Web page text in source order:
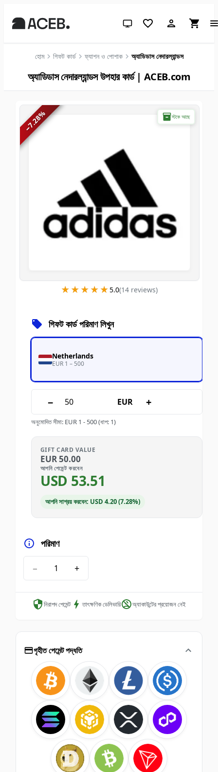
সিস্টেম থিম (লাইটের জন্য ক্লিক করুন)
হোম গিফট কার্ড ফ্যাশন ও পোশাক অ্যাডিডাস নেদারল্যান্ডস
অ্যাডিডাস নেদারল্যান্ডস উপহার কার্ড | ACEB.com
স্টকে আছে
−
7.28
%
★★★★★
★★★★★5.0(14reviews)
গিফট কার্ড পরিমাণ লিখুন
Netherlands
EUR 1 – 500
− EUR +
অনুমোদিত সীমা: EUR 1 - 500(ধাপ: 1)
GIFT CARD VALUE
EUR50.00
আপনি পেমেন্ট করবেন
USD 53.51
আপনি সাশ্রয় করবেন: USD 4.20 (7.28%)
পরিমাণ
− +
নিরাপদ পেমেন্ট তাৎক্ষণিক ডেলিভারি অ্যাকাউন্টের প্রয়োজন নেই
গৃহীত পেমেন্ট পদ্ধতি